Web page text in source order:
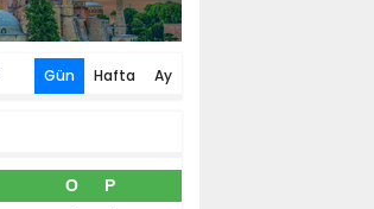
Gün Hafta Ay
O P